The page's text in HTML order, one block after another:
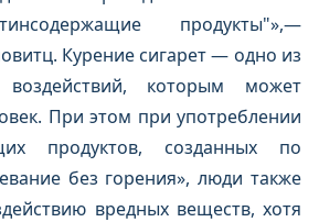
продукты"»,—
Курение сигарет — одно из
которым может
При этом при употреблении
продуктов, созданных по
без горения», люди также
вредных веществ, хотя